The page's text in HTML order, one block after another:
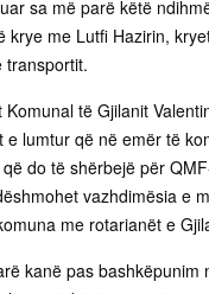
sa më parë këtë
krye me Lutfi Hazirin,
transportit.
të Gjilanit
e lumtur që në emër të
do të shërbejë për
vazhdimësia e
me rotarianët e
kanë pas bashkëpunim